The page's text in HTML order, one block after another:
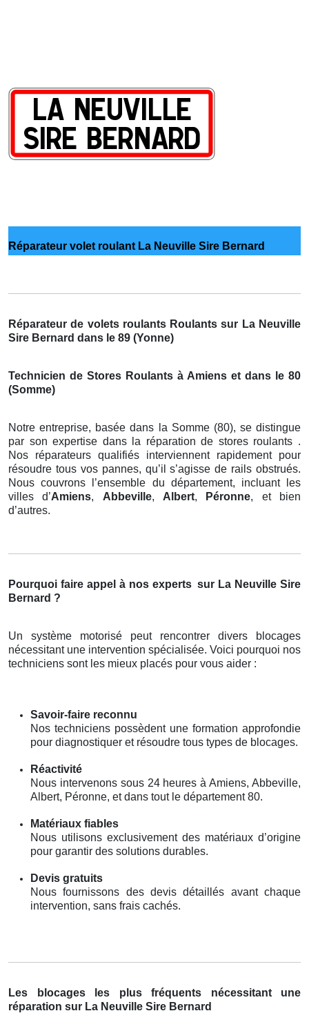
Réparateur volet roulant La Neuville Sire Bernard
Réparateur de volets roulants Roulants sur La Neuville
Sire Bernard dans le 89 (Yonne)
Technicien de Stores Roulants à Amiens et dans le 80
(Somme)
Notre entreprise, basée dans la Somme (80), se distingue
par son expertise dans la réparation de stores roulants .
Nos réparateurs qualifiés interviennent rapidement pour
résoudre tous vos pannes, qu’il s’agisse de rails obstrués.
Nous couvrons l’ensemble du département, incluant les
villes d’Amiens, Abbeville, Albert, Péronne, et bien
d’autres.
Pourquoi faire appel à nos experts sur La Neuville Sire
Bernard ?
Un système motorisé peut rencontrer divers blocages
nécessitant une intervention spécialisée. Voici pourquoi nos
techniciens sont les mieux placés pour vous aider :
Savoir-faire reconnu
Nos techniciens possèdent une formation approfondie
pour diagnostiquer et résoudre tous types de blocages.
Réactivité
Nous intervenons sous 24 heures à Amiens, Abbeville,
Albert, Péronne, et dans tout le département 80.
Matériaux fiables
Nous utilisons exclusivement des matériaux d’origine
pour garantir des solutions durables.
Devis gratuits
Nous fournissons des devis détaillés avant chaque
intervention, sans frais cachés.
Les blocages les plus fréquents nécessitant une
réparation sur La Neuville Sire Bernard